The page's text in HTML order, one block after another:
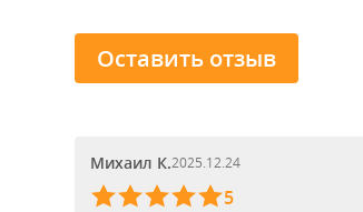
Оставить отзыв
Михаил К.2025.12.24
5